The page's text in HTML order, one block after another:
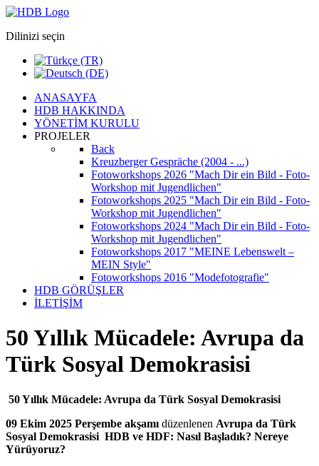
Dilinizi seçin
ANASAYFA
HDB HAKKINDA
YÖNETİM KURULU
PROJELER
Back
Kreuzberger Gespräche (2004 - ...)
Fotoworkshops 2026 "Mach Dir ein Bild - Foto-
Workshop mit Jugendlichen"
Fotoworkshops 2025 "Mach Dir ein Bild - Foto-
Workshop mit Jugendlichen"
Fotoworkshops 2024 "Mach Dir ein Bild - Foto-
Workshop mit Jugendlichen"
Fotoworkshops 2017 "MEINE Lebenswelt –
MEIN Style"
Fotoworkshops 2016 "Modefotografie"
HDB GÖRÜŞLER
İLETİŞİM
50 Yıllık Mücadele: Avrupa da
Türk Sosyal Demokrasisi
50 Yıllık Mücadele: Avrupa da Türk Sosyal Demokrasisi
09 Ekim 2025 Perşembe akşamı düzenlenen Avrupa da Türk
Sosyal Demokrasisi HDB ve HDF: Nasıl Başladık? Nereye
Yürüyoruz?